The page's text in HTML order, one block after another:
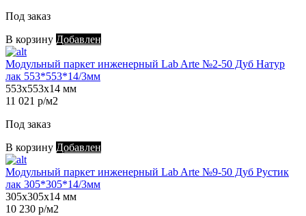
Под заказ
В корзину Добавлен
Модульный паркет инженерный Lab Arte №2-50 Дуб Натур
лак 553*553*14/3мм
553х553х14 мм
11 021 р/м2
Под заказ
В корзину Добавлен
Модульный паркет инженерный Lab Arte №9-50 Дуб Рустик
лак 305*305*14/3мм
305х305х14 мм
10 230 р/м2